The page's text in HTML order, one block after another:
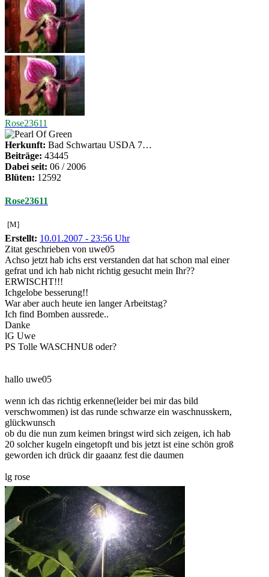
Rose23611
Herkunft: Bad Schwartau USDA 7…
Beiträge: 43445
Dabei seit: 06 / 2006
Blüten: 12592
Rose23611
[M]
Erstellt: 10.01.2007 - 23:56 Uhr
Zitat geschrieben von uwe05
Achso jetzt hab ichs erst verstanden dat hat schon mal einer
gefrat und ich hab nicht richtig gesucht mein Ihr??
ERWISCHT!!!
Ichgelobe besserung!!
War aber auch heute ien langer Arbeitstag?
Ich find Bomben aussrede..
Danke
lG Uwe
PS Tolle WASCHNUß oder?
hallo uwe05
wenn ich das richtig erkenne(leider bei mir das bild
verschwommen) ist das runde schwarze ein waschnusskern,
glückwunsch
ob du die nun zum keimen bringst wird sich zeigen, ich hab
20 solcher kugeln eingetopft und bis jetzt ist eine schön groß
geworden ich drück dir gaaanz fest die daumen
lg rose